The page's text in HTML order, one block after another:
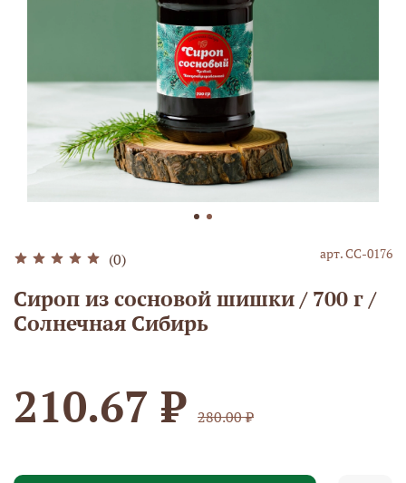
(0) арт.СС-0176
Сироп из сосновой шишки / 700 г /
Солнечная Сибирь
210.67 ₽ 280.00 ₽